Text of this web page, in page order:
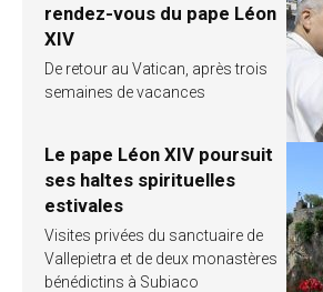
rendez-vous du pape Léon
XIV
De retour au Vatican, après trois
semaines de vacances
Le pape Léon XIV poursuit
ses haltes spirituelles
estivales
Visites privées du sanctuaire de
Vallepietra et de deux monastères
bénédictins à Subiaco